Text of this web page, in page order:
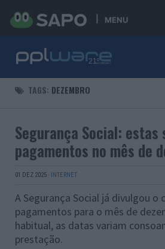
MENU
TAGS: DEZEMBRO
Segurança Social: estas
pagamentos no mês de
01 DEZ 2025 · INTERNET
A Segurança Social já divulgou o
pagamentos para o mês de
habitual, as datas variam
prestação.